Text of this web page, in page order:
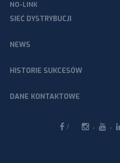
NO-LINK
SIEĆ DYSTRYBUCJI
NEWS
HISTORIE SUKCESÓW
DANE KONTAKTOWE
Facebook